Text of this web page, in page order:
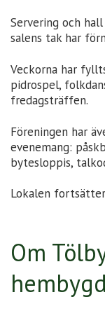
Servering och
salens tak har
Veckorna har
pidrospel,
fredagsträffen.
Föreningen har
evenemang:
bytesloppis,
Lokalen
Om